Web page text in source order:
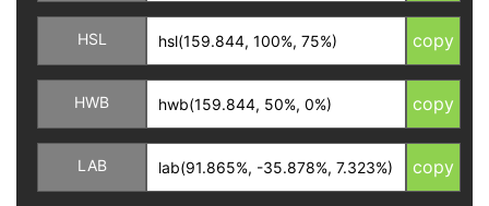
HSL copy
HWB copy
LAB copy